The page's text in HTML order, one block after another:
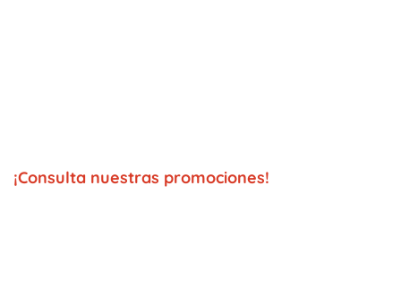
¡Consulta nuestras promociones!